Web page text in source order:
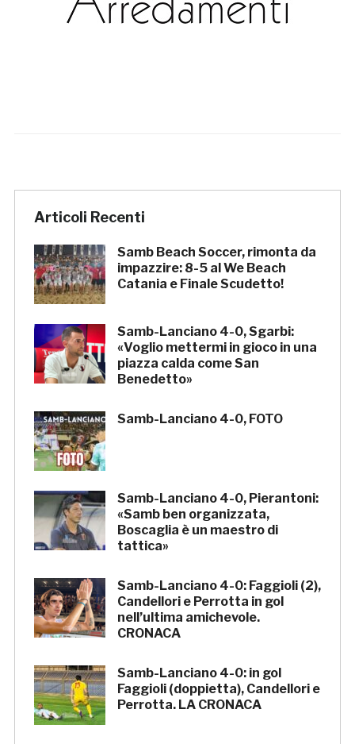
Articoli Recenti
Samb Beach Soccer, rimonta da
impazzire: 8-5 al We Beach
Catania e Finale Scudetto!
Samb-Lanciano 4-0, Sgarbi:
«Voglio mettermi in gioco in una
piazza calda come San
Benedetto»
Samb-Lanciano 4-0, FOTO
Samb-Lanciano 4-0, Pierantoni:
«Samb ben organizzata,
Boscaglia è un maestro di
tattica»
Samb-Lanciano 4-0: Faggioli (2),
Candellori e Perrotta in gol
nell’ultima amichevole.
CRONACA
Samb-Lanciano 4-0: in gol
Faggioli (doppietta), Candellori e
Perrotta. LA CRONACA